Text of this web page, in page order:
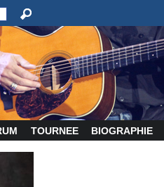
TOURNEE BIOGRAPHIE